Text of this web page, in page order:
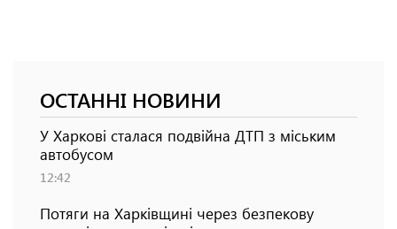
ОСТАННІ НОВИНИ
У Харкові сталася подвійна ДТП з міським
автобусом
12:42
Потяги на Харківщині через безпекову